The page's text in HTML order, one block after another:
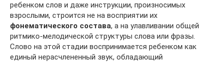
ребенком слов и даже инструкции, произносимых
взрослыми, строится не на восприятии их
фонематического состава, а на улавливании общей
ритмико-мелодической структуры слова или фразы.
Слово на этой стадии воспринимается ребенком как
единый нерасчлененный звук, обладающий